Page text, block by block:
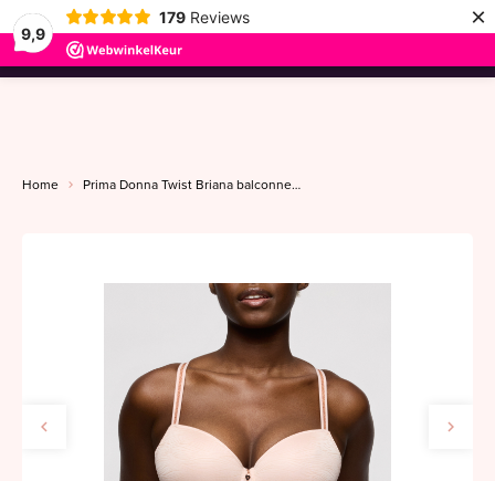
9,9
179 Reviews ×
menu
Home Prima Donna Twist Briana balconnet mousse cup B-F pearly pink